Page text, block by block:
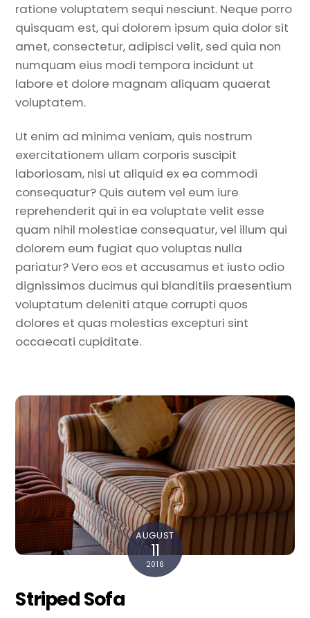
ratione voluptatem sequi nesciunt. Neque porro
quisquam est, qui dolorem ipsum quia dolor sit
amet, consectetur, adipisci velit, sed quia non
numquam eius modi tempora incidunt ut
labore et dolore magnam aliquam quaerat
voluptatem.
Ut enim ad minima veniam, quis nostrum
exercitationem ullam corporis suscipit
laboriosam, nisi ut aliquid ex ea commodi
consequatur? Quis autem vel eum iure
reprehenderit qui in ea voluptate velit esse
quam nihil molestiae consequatur, vel illum qui
dolorem eum fugiat quo voluptas nulla
pariatur? Vero eos et accusamus et iusto odio
dignissimos ducimus qui blanditiis praesentium
voluptatum deleniti atque corrupti quos
dolores et quas molestias excepturi sint
occaecati cupiditate.
AUGUST
11
2016
Striped Sofa